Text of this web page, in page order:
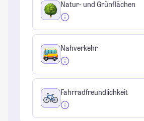
Natur- und Grünflächen
Nahverkehr
Fahrradfreundlichkeit